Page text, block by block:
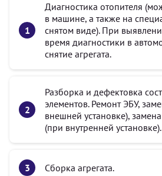
Диагностика отопителя
в машине, а также на
снятом виде). При
время диагностики в
снятие агрегата.
Разборка и дефектовка
элементов. Ремонт ЭБУ,
внешней установке),
(при внутренней установке).
Сборка агрегата.